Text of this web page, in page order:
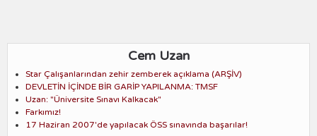
Cem Uzan
Star Çalışanlarından zehir zemberek açıklama (ARŞİV)
DEVLETİN İÇİNDE BİR GARİP YAPILANMA: TMSF
Uzan: "Üniversite Sınavı Kalkacak"
Farkımız!
17 Haziran 2007'de yapılacak ÖSS sınavında başarılar!